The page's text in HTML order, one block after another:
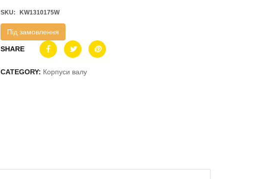
SKU: KW1310175W
Під замовлення
SHARE
CATEGORY: Корпуси валу